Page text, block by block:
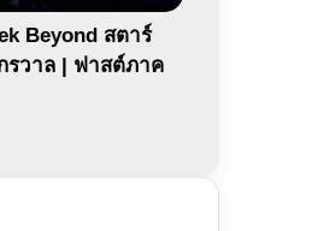
Beyond สตาร์
รวาล | ฟาสต์ภาค